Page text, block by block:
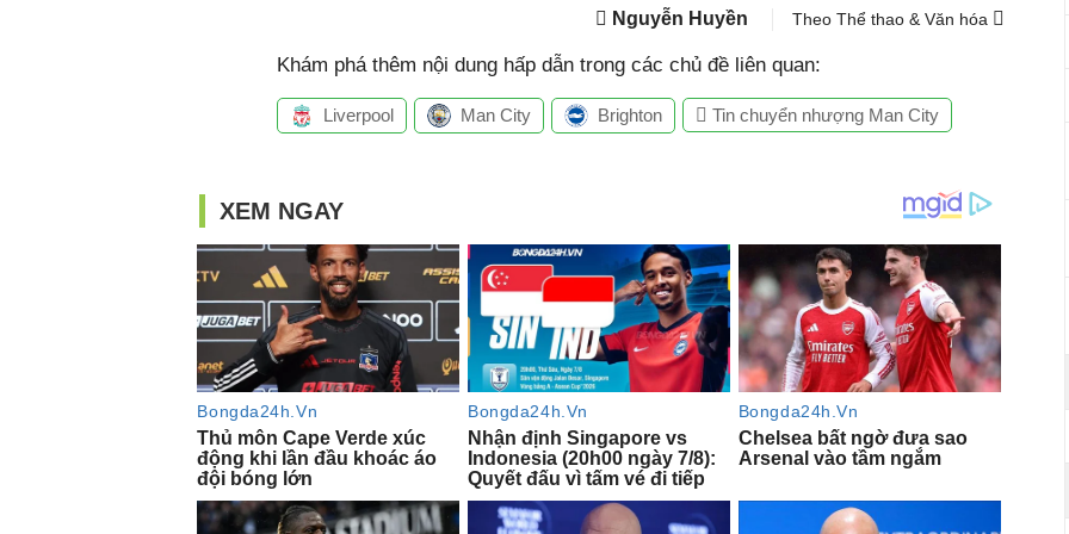
Nguyễn Huyền Theo Thể thao & Văn hóa
Khám phá thêm nội dung hấp dẫn trong các chủ đề liên quan:
Liverpool Man City Brighton Tin chuyển nhượng Man City